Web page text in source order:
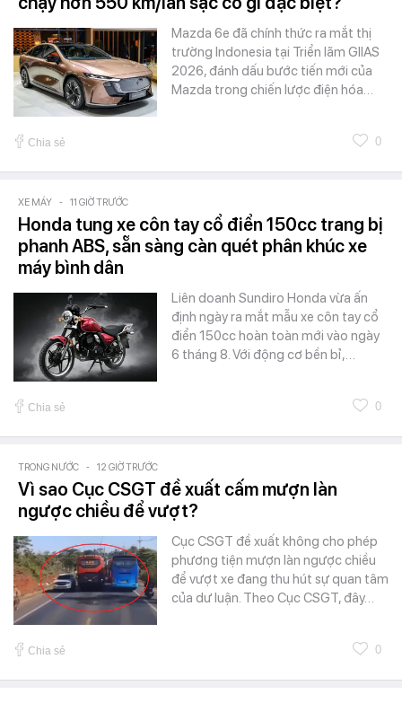
Mazda 6e đã chính thức ra mắt thị
trường Indonesia tại Triển lãm GIIAS
2026, đánh dấu bước tiến mới của
Mazda trong chiến lược điện hóa…
Chia sẻ 0
XE MÁY - 11 GIỜ TRƯỚC
Honda tung xe côn tay cổ điển 150cc trang bị
phanh ABS, sẵn sàng càn quét phân khúc xe
máy bình dân
Liên doanh Sundiro Honda vừa ấn
định ngày ra mắt mẫu xe côn tay cổ
điển 150cc hoàn toàn mới vào ngày
6 tháng 8. Với động cơ bền bỉ,…
Chia sẻ 0
TRONG NƯỚC - 12 GIỜ TRƯỚC
Vì sao Cục CSGT đề xuất cấm mượn làn
ngược chiều để vượt?
Cục CSGT đề xuất không cho phép
phương tiện mượn làn ngược chiều
để vượt xe đang thu hút sự quan tâm
của dư luận. Theo Cục CSGT, đây…
Chia sẻ 0